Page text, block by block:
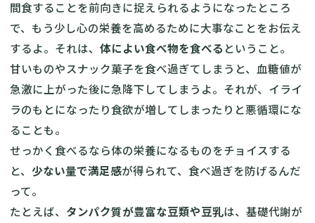
間食することを前向きに捉えられるようになったところ
で、もう少し心の栄養を高めるために大事なことをお伝え
するよ。それは、 体によい食べ物を食べる ということ。
甘いものやスナック菓子を食べ過ぎてしまうと、血糖値が
急激に上がった後に急降下してしまうよ。それが、イライ
ラのもとになったり食欲が増してしまったりと悪循環にな
ることも。
せっかく食べるなら体の栄養になるものをチョイスする
と、 少ない量で満足感が得られて、食べ過ぎを防げるんだ
って。
たとえば、 タンパク質が豊富な豆類や豆乳は、基礎代謝が